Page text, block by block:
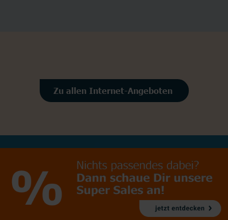
Zu allen Internet-Angeboten